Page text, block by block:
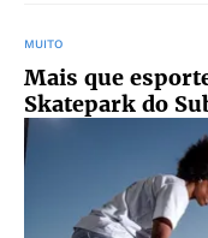
MUITO
Mais que
Skatepark do